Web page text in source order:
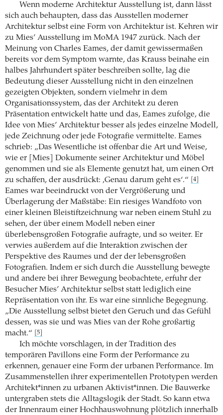
Wenn moderne Architektur Ausstellung ist, dann lässt
sich auch behaupten, dass das Ausstellen moderner
Architektur selbst eine Form von Architektur ist. Kehren wir
zu Mies’ Ausstellung im MoMA 1947 zurück. Nach der
Meinung von Charles Eames, der damit gewissermaßen
bereits vor dem Symptom warnte, das Krauss beinahe ein
halbes Jahrhundert später beschreiben sollte, lag die
Bedeutung dieser Ausstellung nicht in den einzelnen
gezeigten Objekten, sondern vielmehr in dem
Organisationssystem, das der Architekt zu deren
Präsentation entwickelt hatte und das, Eames zufolge, die
Idee von Mies’ Architektur besser als jedes einzelne Modell,
jede Zeichnung oder jede Fotografie vermittelte. Eames
schrieb: „Das Wesentliche ist offenbar die Art und Weise,
wie er [Mies] Dokumente seiner Architektur und Möbel
genommen und sie als Elemente genutzt hat, um einen Ort
zu schaffen, der ausdrückt: ‚Genau darum geht es‘.“
[4]
Eames war beeindruckt von der Vergrößerung und
Überlagerung der Maßstäbe: Ein riesiges Wandfoto von
einer kleinen Bleistiftzeichnung war neben einem Stuhl zu
sehen, der über einem Modell neben einer
überlebensgroßen Fotografie aufragte, und so weiter. Er
verwies außerdem auf die Interaktion zwischen der
Perspektive des Raumes und der der lebensgroßen
Fotografien. Indem er sich durch die Ausstellung bewegte
und andere bei ihrer Bewegung beobachtete, erfuhr der
Besucher Mies’ Architektur selbst statt lediglich eine
Repräsentation von ihr. Es war eine sinnliche Begegnung.
„Die Ausstellung selbst bietet den Geruch und das Gefühl
dessen, was sie und was Mies van der Rohe großartig
macht.“
[5]
Ich möchte vorschlagen, in der Tradition des
temporären Pavillons eine Form der Performance zu
erkennen, genauer eine Form der urbanen Performance. Im
Zusammenstellen ihrer experimentellen Prototypen werden
Architekt*innen zu urbanen Aktivist*innen. Die Bauwerke
untergraben stets die Alltagslogik der Stadt. So kann etwa
der Innenraum einer Hochhauswohnung plötzlich innerhalb